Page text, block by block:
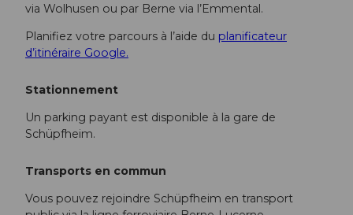
via Wolhusen ou par Berne via l’Emmental.
Planifiez votre parcours à l’aide du planificateur
d’itinéraire Google.
Stationnement
Un parking payant est disponible à la gare de
Schüpfheim.
Transports en commun
Vous pouvez rejoindre Schüpfheim en transport